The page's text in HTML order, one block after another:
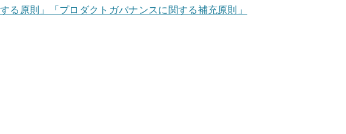
る原則」「プロダクトガバナンスに関する補充原則」